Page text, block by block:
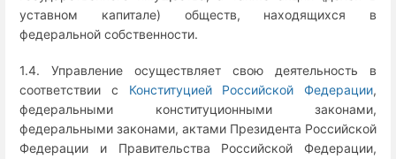
уставном капитале) обществ, находящихся в
федеральной собственности.
1.4. Управление осуществляет свою деятельность в
соответствии с Конституцией Российской Федерации,
федеральными конституционными законами,
федеральными законами, актами Президента Российской
Федерации и Правительства Российской Федерации,